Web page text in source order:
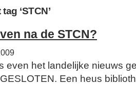
‘STCN’
na de STCN?
even het landelijke nieuws
Een heus